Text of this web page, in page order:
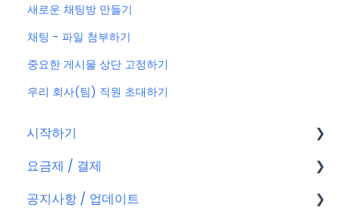
새로운 채팅방 만들기
채팅 - 파일 첨부하기
중요한 게시물 상단 고정하기
우리 회사(팀) 직원 초대하기
시작하기
회원가입
플로우 계정
요금제 / 결제
요금제
공지사항 / 업데이트